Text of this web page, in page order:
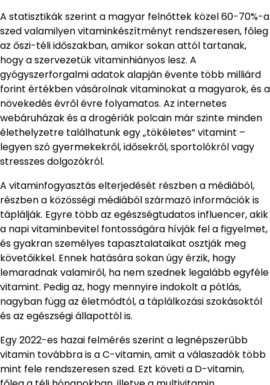
A statisztikák szerint a magyar felnőttek közel 60-70%-a
szed valamilyen vitaminkészítményt rendszeresen, főleg
az őszi-téli időszakban, amikor sokan attól tartanak,
hogy a szervezetük vitaminhiányos lesz. A
gyógyszerforgalmi adatok alapján évente több milliárd
forint értékben vásárolnak vitaminokat a magyarok, és a
növekedés évről évre folyamatos. Az internetes
webáruházak és a drogériák polcain már szinte minden
élethelyzetre találhatunk egy „tökéletes” vitamint –
legyen szó gyermekekről, idősekről, sportolókról vagy
stresszes dolgozókról.
A vitaminfogyasztás elterjedését részben a médiából,
részben a közösségi médiából származó információk is
táplálják. Egyre több az egészségtudatos influencer, akik
a napi vitaminbevitel fontosságára hívják fel a figyelmet,
és gyakran személyes tapasztalataikat osztják meg
követőikkel. Ennek hatására sokan úgy érzik, hogy
lemaradnak valamiről, ha nem szednek legalább egyféle
vitamint. Pedig az, hogy mennyire indokolt a pótlás,
nagyban függ az életmódtól, a táplálkozási szokásoktól
és az egészségi állapottól is.
Egy 2022-es hazai felmérés szerint a legnépszerűbb
vitamin továbbra is a C-vitamin, amit a válaszadók több
mint fele rendszeresen szed. Ezt követi a D-vitamin,